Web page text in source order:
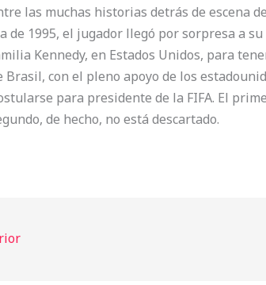
las muchas historias detrás de escena
de 1995, el jugador llegó por sorpresa a su
Kennedy, en Estados Unidos, para
Brasil, con el pleno apoyo de los
para presidente de la FIFA. El
de hecho, no está descartado.